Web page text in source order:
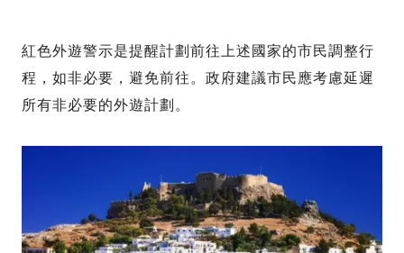
紅色外遊警示是提醒計劃前往上述國家的市民調整行
程，如非必要，避免前往。政府建議市民應考慮延遲
所有非必要的外遊計劃。